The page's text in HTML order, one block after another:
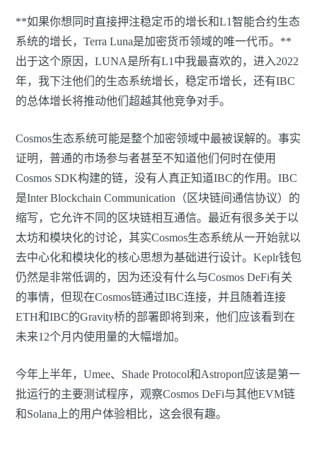
**如果你想同时直接押注稳定币的增长和L1智能合约生态
系统的增长，Terra Luna是加密货币领域的唯一代币。**
出于这个原因，LUNA是所有L1中我最喜欢的，进入2022
年，我下注他们的生态系统增长，稳定币增长，还有IBC
的总体增长将推动他们超越其他竞争对手。
Cosmos生态系统可能是整个加密领域中最被误解的。事实
证明，普通的市场参与者甚至不知道他们何时在使用
Cosmos SDK构建的链，没有人真正知道IBC的作用。IBC
是Inter Blockchain Communication（区块链间通信协议）的
缩写，它允许不同的区块链相互通信。最近有很多关于以
太坊和模块化的讨论，其实Cosmos生态系统从一开始就以
去中心化和模块化的核心思想为基础进行设计。Keplr钱包
仍然是非常低调的，因为还没有什么与Cosmos DeFi有关
的事情，但现在Cosmos链通过IBC连接，并且随着连接
ETH和IBC的Gravity桥的部署即将到来，他们应该看到在
未来12个月内使用量的大幅增加。
今年上半年，Umee、Shade Protocol和Astroport应该是第一
批运行的主要测试程序，观察Cosmos DeFi与其他EVM链
和Solana上的用户体验相比，这会很有趣。